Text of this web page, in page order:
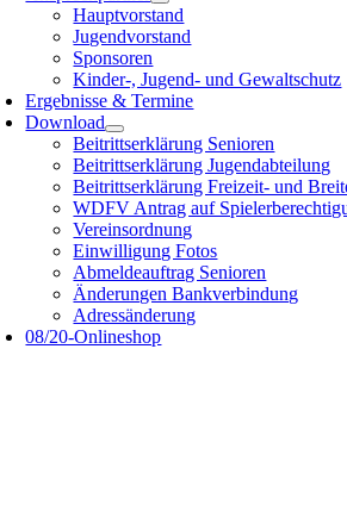
Hauptvorstand
Jugendvorstand
Sponsoren
Kinder-, Jugend- und Gewaltschutz
Ergebnisse & Termine
Download
Beitrittserklärung Senioren
Beitrittserklärung Jugendabteilung
Beitrittserklärung Freizeit- und
WDFV Antrag auf
Vereinsordnung
Einwilligung Fotos
Abmeldeauftrag Senioren
Änderungen Bankverbindung
Adressänderung
08/20-Onlineshop